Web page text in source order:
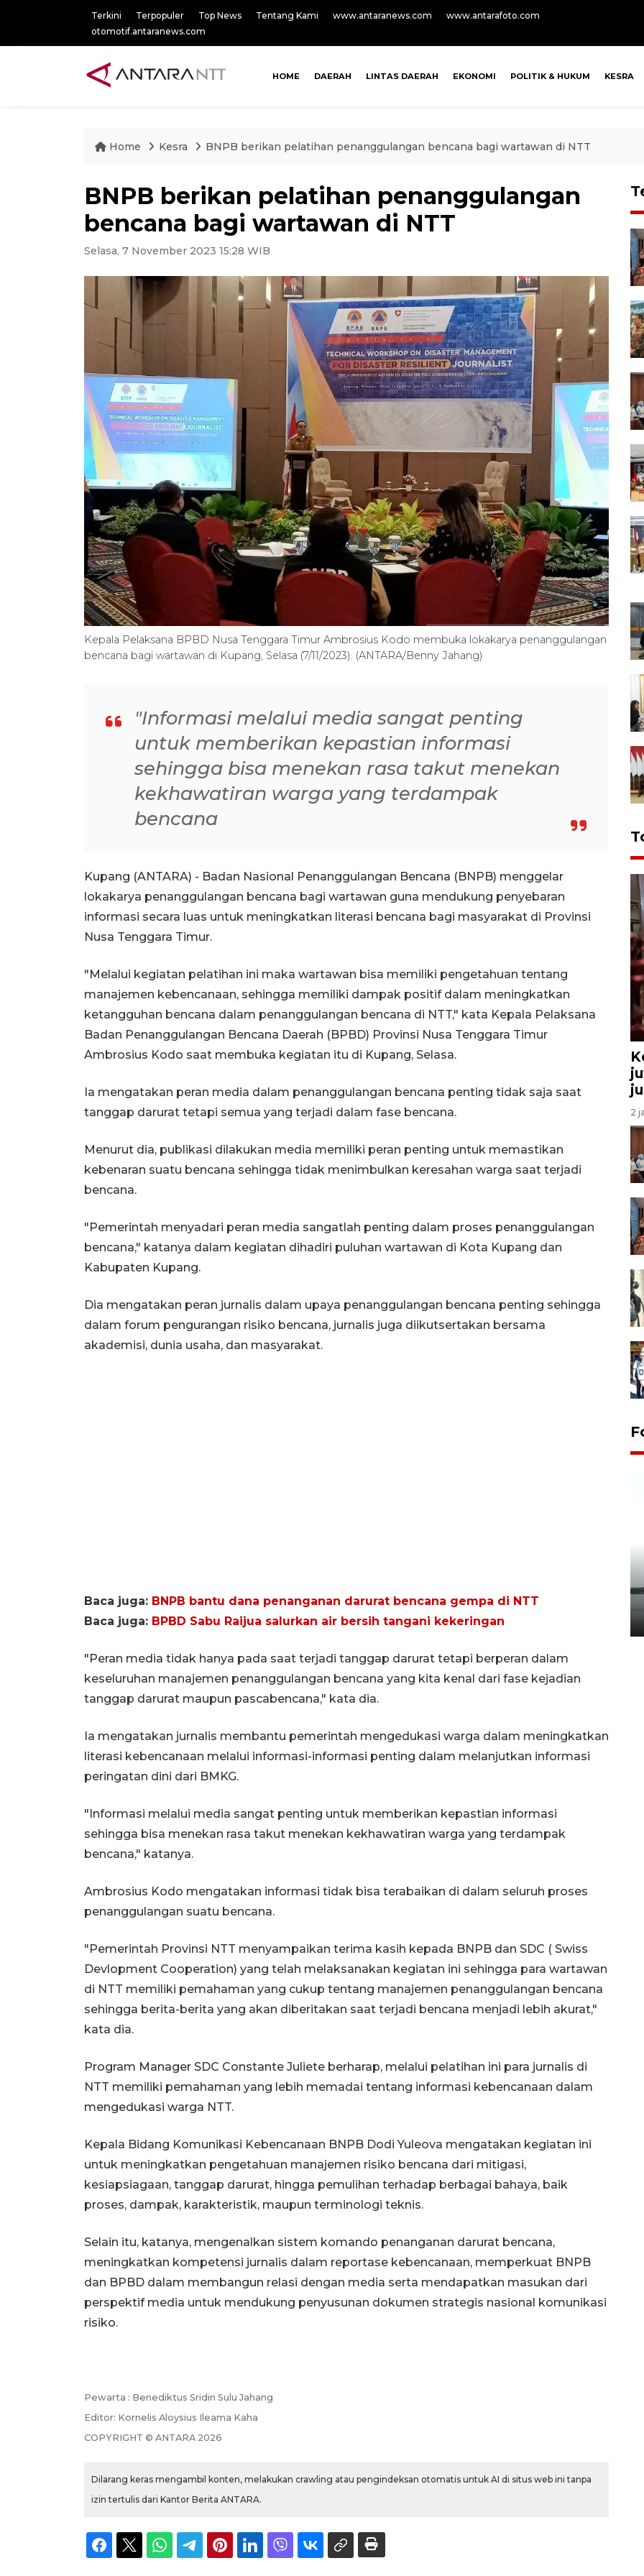
Terkini Terpopuler Top News Tentang Kami www.antaranews.com
www.antarafoto.com
otomotif.antaranews.com
HOME DAERAH LINTAS DAERAH EKONOMI POLITIK & HUKUM KESRA
Home Kesra BNPB berikan pelatihan penanggulangan bencana bagi wartawan di NTT
BNPB berikan pelatihan penanggulangan
bencana bagi wartawan di NTT
Selasa, 7 November 2023 15:28 WIB
Kepala Pelaksana BPBD Nusa Tenggara Timur Ambrosius Kodo membuka lokakarya penanggulangan
bencana bagi wartawan di Kupang, Selasa (7/11/2023). (ANTARA/Benny Jahang)
"Informasi melalui media sangat penting
untuk memberikan kepastian informasi
sehingga bisa menekan rasa takut menekan
kekhawatiran warga yang terdampak
bencana
Kupang (ANTARA) - Badan Nasional Penanggulangan Bencana (BNPB) menggelar
lokakarya penanggulangan bencana bagi wartawan guna mendukung penyebaran
informasi secara luas untuk meningkatkan literasi bencana bagi masyarakat di Provinsi
Nusa Tenggara Timur.
"Melalui kegiatan pelatihan ini maka wartawan bisa memiliki pengetahuan tentang
manajemen kebencanaan, sehingga memiliki dampak positif dalam meningkatkan
ketangguhan bencana dalam penanggulangan bencana di NTT," kata Kepala Pelaksana
Badan Penanggulangan Bencana Daerah (BPBD) Provinsi Nusa Tenggara Timur
Ambrosius Kodo saat membuka kegiatan itu di Kupang, Selasa.
Ia mengatakan peran media dalam penanggulangan bencana penting tidak saja saat
tanggap darurat tetapi semua yang terjadi dalam fase bencana.
Menurut dia, publikasi dilakukan media memiliki peran penting untuk memastikan
kebenaran suatu bencana sehingga tidak menimbulkan keresahan warga saat terjadi
bencana.
"Pemerintah menyadari peran media sangatlah penting dalam proses penanggulangan
bencana," katanya dalam kegiatan dihadiri puluhan wartawan di Kota Kupang dan
Kabupaten Kupang.
Dia mengatakan peran jurnalis dalam upaya penanggulangan bencana penting sehingga
dalam forum pengurangan risiko bencana, jurnalis juga diikutsertakan bersama
akademisi, dunia usaha, dan masyarakat.
Baca juga: BNPB bantu dana penanganan darurat bencana gempa di NTT
Baca juga: BPBD Sabu Raijua salurkan air bersih tangani kekeringan
"Peran media tidak hanya pada saat terjadi tanggap darurat tetapi berperan dalam
keseluruhan manajemen penanggulangan bencana yang kita kenal dari fase kejadian
tanggap darurat maupun pascabencana," kata dia.
Ia mengatakan jurnalis membantu pemerintah mengedukasi warga dalam meningkatkan
literasi kebencanaan melalui informasi-informasi penting dalam melanjutkan informasi
peringatan dini dari BMKG.
"Informasi melalui media sangat penting untuk memberikan kepastian informasi
sehingga bisa menekan rasa takut menekan kekhawatiran warga yang terdampak
bencana," katanya.
Ambrosius Kodo mengatakan informasi tidak bisa terabaikan di dalam seluruh proses
penanggulangan suatu bencana.
"Pemerintah Provinsi NTT menyampaikan terima kasih kepada BNPB dan SDC ( Swiss
Devlopment Cooperation) yang telah melaksanakan kegiatan ini sehingga para wartawan
di NTT memiliki pemahaman yang cukup tentang manajemen penanggulangan bencana
sehingga berita-berita yang akan diberitakan saat terjadi bencana menjadi lebih akurat,"
kata dia.
Program Manager SDC Constante Juliete berharap, melalui pelatihan ini para jurnalis di
NTT memiliki pemahaman yang lebih memadai tentang informasi kebencanaan dalam
mengedukasi warga NTT.
Kepala Bidang Komunikasi Kebencanaan BNPB Dodi Yuleova mengatakan kegiatan ini
untuk meningkatkan pengetahuan manajemen risiko bencana dari mitigasi,
kesiapsiagaan, tanggap darurat, hingga pemulihan terhadap berbagai bahaya, baik
proses, dampak, karakteristik, maupun terminologi teknis.
Selain itu, katanya, mengenalkan sistem komando penanganan darurat bencana,
meningkatkan kompetensi jurnalis dalam reportase kebencanaan, memperkuat BNPB
dan BPBD dalam membangun relasi dengan media serta mendapatkan masukan dari
perspektif media untuk mendukung penyusunan dokumen strategis nasional komunikasi
risiko.
Pewarta : Benediktus Sridin Sulu Jahang
Editor: Kornelis Aloysius Ileama Kaha
COPYRIGHT © ANTARA 2026
Dilarang keras mengambil konten, melakukan crawling atau pengindeksan otomatis untuk AI di situs web ini tanpa
izin tertulis dari Kantor Berita ANTARA.
2
Kelapa Tinggi
14 September 2025 9:27 WIB